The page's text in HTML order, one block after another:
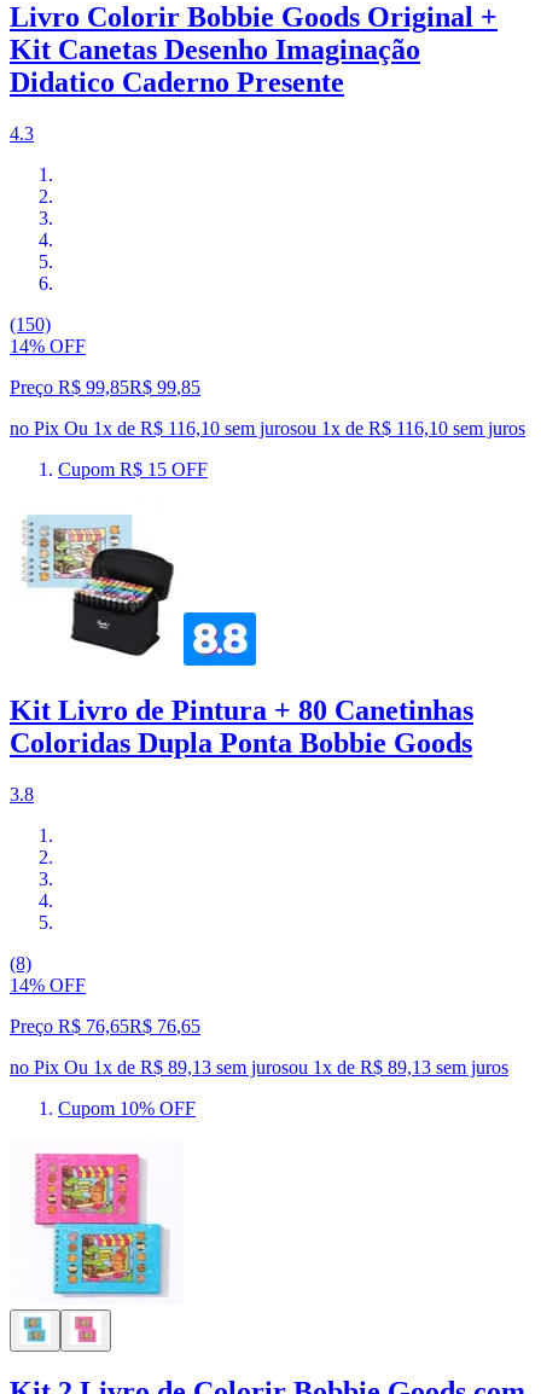
Livro Colorir Bobbie Goods Original +
Kit Canetas Desenho Imaginação
Didatico Caderno Presente
4.3
(150)
14% OFF
Preço R$ 99,85R$ 99,85
no Pix Ou 1x de R$ 116,10 sem jurosou 1x de R$ 116,10 sem juros
Cupom R$ 15 OFF
Kit Livro de Pintura + 80 Canetinhas
Coloridas Dupla Ponta Bobbie Goods
3.8
(8)
14% OFF
Preço R$ 76,65R$ 76,65
no Pix Ou 1x de R$ 89,13 sem jurosou 1x de R$ 89,13 sem juros
Cupom 10% OFF